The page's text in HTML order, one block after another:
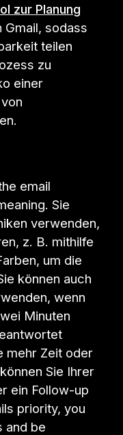
zur Planung
Gmail, sodass
teilen
zu
einer
email
Sie
verwenden,
z. B. mithilfe
um die
können auch
wenn
Minuten
mehr Zeit oder
Sie Ihrer
ein Follow-up
priority, you
and be